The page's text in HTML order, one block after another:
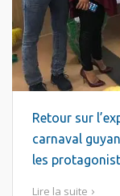
Retour sur
carnaval
les
Lire la suite